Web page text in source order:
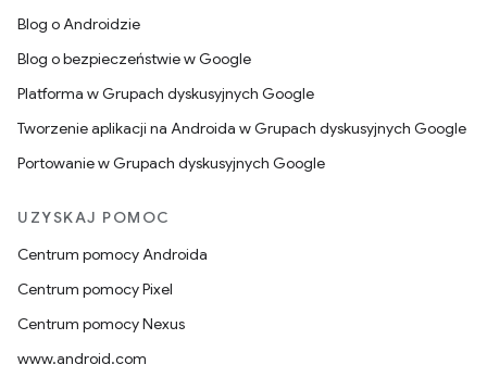
Blog o Androidzie
Blog o bezpieczeństwie w Google
Platforma w Grupach dyskusyjnych Google
Tworzenie aplikacji na Androida w Grupach dyskusyjnych Google
Portowanie w Grupach dyskusyjnych Google
UZYSKAJ POMOC
Centrum pomocy Androida
Centrum pomocy Pixel
Centrum pomocy Nexus
www.android.com